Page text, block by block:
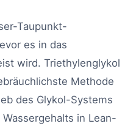
Taupunkt-
es in das
wird. Triethylenglykol
Methode
des Glykol-Systems
in Lean-